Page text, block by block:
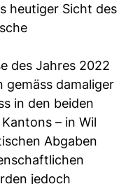
heutiger Sicht des
des Jahres 2022
gemäss damaliger
in den beiden
– in Wil
Abgaben
jedoch